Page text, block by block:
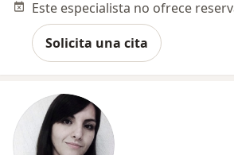
Solicita una cita